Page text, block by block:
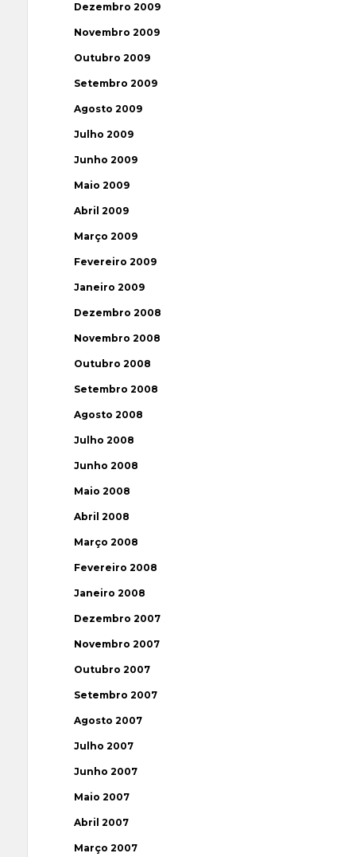
Dezembro 2009
Novembro 2009
Outubro 2009
Setembro 2009
Agosto 2009
Julho 2009
Junho 2009
Maio 2009
Abril 2009
Março 2009
Fevereiro 2009
Janeiro 2009
Dezembro 2008
Novembro 2008
Outubro 2008
Setembro 2008
Agosto 2008
Julho 2008
Junho 2008
Maio 2008
Abril 2008
Março 2008
Fevereiro 2008
Janeiro 2008
Dezembro 2007
Novembro 2007
Outubro 2007
Setembro 2007
Agosto 2007
Julho 2007
Junho 2007
Maio 2007
Abril 2007
Março 2007